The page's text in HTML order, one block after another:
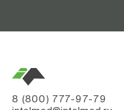
8 (800) 777-97-79